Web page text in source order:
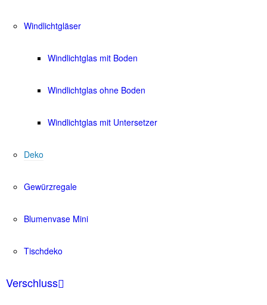
Windlichtgläser
Windlichtglas mit Boden
Windlichtglas ohne Boden
Windlichtglas mit Untersetzer
Deko
Gewürzregale
Blumenvase Mini
Tischdeko
Verschluss